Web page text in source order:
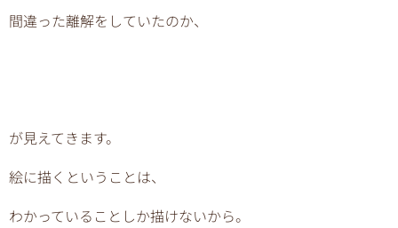
間違った離解をしていたのか、
が見えてきます。
絵に描くということは、
わかっていることしか描けないから。